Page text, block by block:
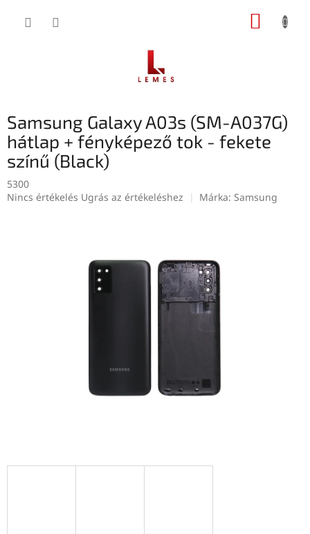
KOSÁR
Samsung Galaxy A03s (SM-A037G)
hátlap + fényképező tok - fekete
színű (Black)
5300
A
Nincs értékelés Ugrás az értékeléshez Márka: Samsung